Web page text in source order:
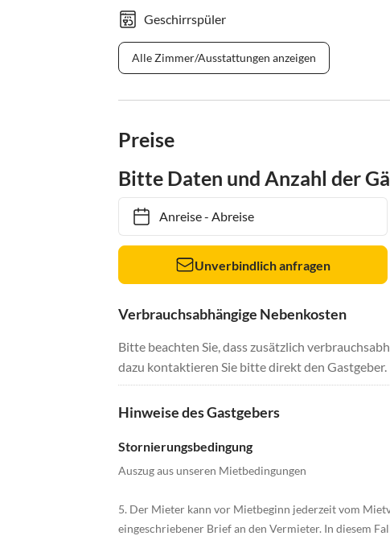
Geschirrspüler
Alle Zimmer/Ausstattungen anzeigen
Preise
Bitte Daten und Anzahl der
Anreise- Abreise
Unverbindlich anfragen
Verbrauchsabhängige Nebenkosten
Bitte beachten Sie, dass zusätzlich
dazu kontaktieren Sie bitte direkt den Gastgeber.
Hinweise des Gastgebers
Stornierungsbedingung
Auszug aus unseren Mietbedingungen
5. Der Mieter kann vor Mietbeginn jederzeit vom
eingeschriebener Brief an den Vermieter. In diesem